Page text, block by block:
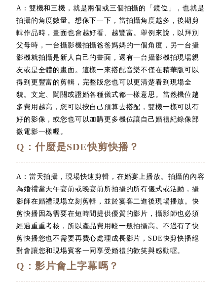
A：雙機和三機，就是兩個或三個拍攝的「鏡位」，也就是
拍攝的角度數量。想像下一下，當拍攝角度越多，後期剪
輯作品時，畫面也會越好看、越豐富。舉例來說，以拜別
父母時，一台攝影機拍攝爸爸媽媽的一個角度，另一台攝
影機就拍攝是新人自己的畫面，還有一台攝影機拍現場親
友或是全體的畫面。這樣一來搭配音樂不僅在精華版可以
得到更豐富的剪輯，完整版您也可以更清楚看到現場全
貌。文定、闖關或證婚各種儀式都一樣意思。當然機位越
多費用越高，您可以按自己預算去搭配，雙機一樣可以有
好的影像，或您也可以加購更多機位讓自己婚禮紀錄像部
微電影一樣喔。
Q：什麼是SDE快剪快播？
A：當天拍攝，現場快速剪輯，在婚宴上播放。拍攝的內容
為婚禮當天午宴前或晚宴前所拍攝的所有儀式或活動，攝
影師在婚禮現場立刻剪輯，並於宴客二進後現場播放。快
剪快播因為需要在短時間提供優質的影片，攝影師也必須
經過重重考核，所以產品費用較一般拍攝高。不過有了快
剪快播您也不需要再費心處理成長影片，SDE快剪快播絕
對會讓您和現場賓客一同享受婚禮的歡笑與感動喔。
Q：影片會上字幕嗎？